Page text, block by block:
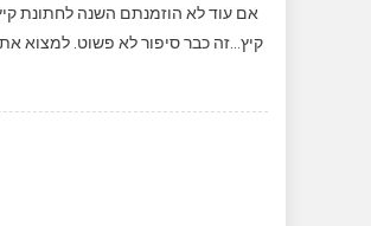
אם עוד לא הוזמנתם השנה לחתונת
קיץ…זה כבר סיפור לא פשוט. למצוא